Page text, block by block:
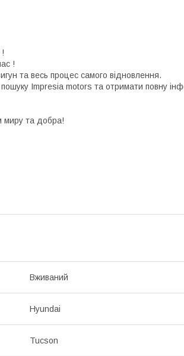
!
та весь процес самого відновлення.
Impresia motors та отримати повну
миру та добра!
Вживаний
Hyundai
Tucson